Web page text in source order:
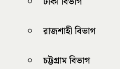
রাজশাহী বিভাগ
চট্টগ্রাম বিভাগ